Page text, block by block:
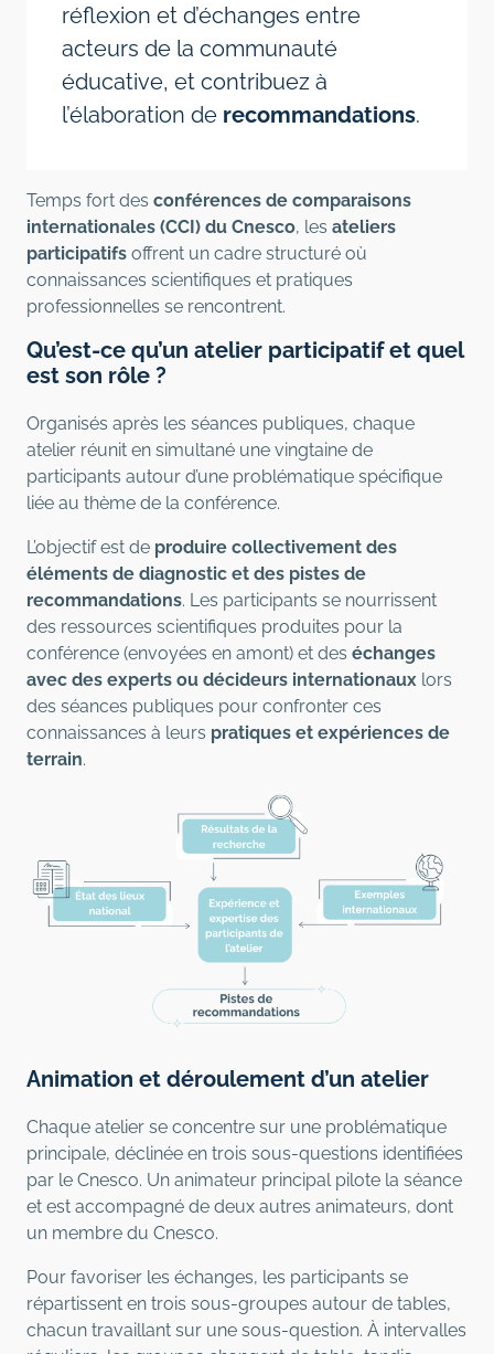
réflexion et d’échanges entre
acteurs de la communauté
éducative, et contribuez à
l’élaboration de recommandations.
Temps fort des conférences de comparaisons
internationales (CCI) du Cnesco, les ateliers
participatifs offrent un cadre structuré où
connaissances scientifiques et pratiques
professionnelles se rencontrent.
Qu’est-ce qu’un atelier participatif et quel
est son rôle ?
Organisés après les séances publiques, chaque
atelier réunit en simultané une vingtaine de
participants autour d’une problématique spécifique
liée au thème de la conférence.
L’objectif est de produire collectivement des
éléments de diagnostic et des pistes de
recommandations. Les participants se nourrissent
des ressources scientifiques produites pour la
conférence (envoyées en amont) et des échanges
avec des experts ou décideurs internationaux lors
des séances publiques pour confronter ces
connaissances à leurs pratiques et expériences de
terrain.
Animation et déroulement d’un atelier
Chaque atelier se concentre sur une problématique
principale, déclinée en trois sous-questions identifiées
par le Cnesco. Un animateur principal pilote la séance
et est accompagné de deux autres animateurs, dont
un membre du Cnesco.
Pour favoriser les échanges, les participants se
répartissent en trois sous-groupes autour de tables,
chacun travaillant sur une sous-question. À intervalles